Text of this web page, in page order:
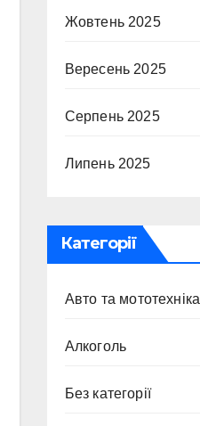
Жовтень 2025
Вересень 2025
Серпень 2025
Липень 2025
Категорії
Авто та мототехніка
Алкоголь
Без категорії